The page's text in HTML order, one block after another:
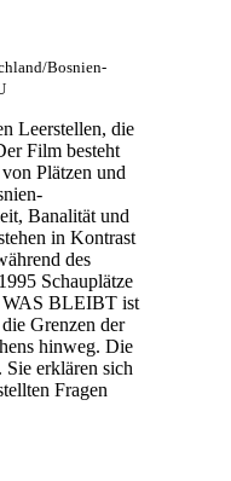
Bosnien-
Leerstellen, die
Film besteht
Plätzen und
Banalität und
in Kontrast
des
Schauplätze
WAS BLEIBT ist
Grenzen der
hinweg. Die
Sie erklären sich
Fragen